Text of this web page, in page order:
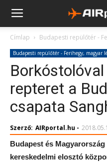
Címlap Budapesti repülőtér -
Budapesti repülőtér - Ferihegy, magyar
repteret a
csapata
Szerző: AIRportal.hu -
Budapest és
kereskedelmi elosztó